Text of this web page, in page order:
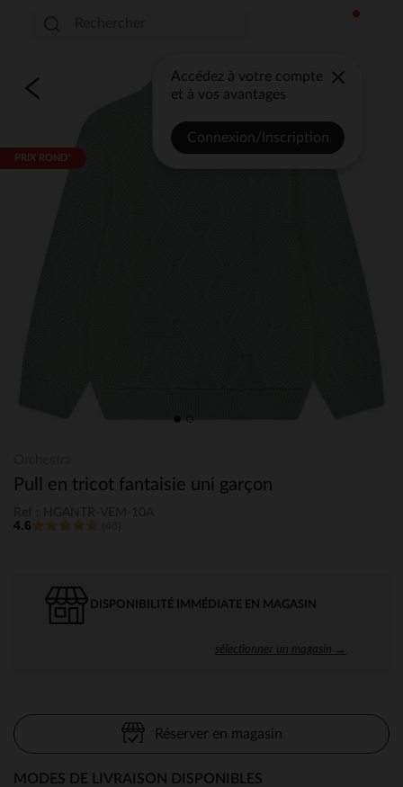
Accédez à votre compte
et à vos avantages
Connexion/Inscription
PRIX ROND*
Pull en tricot fantaisie uni garçon
4.6
DISPONIBILITÉ IMMÉDIATE EN MAGASIN
sélectionner un magasin →
Réserver en magasin
MODES DE LIVRAISON DISPONIBLES